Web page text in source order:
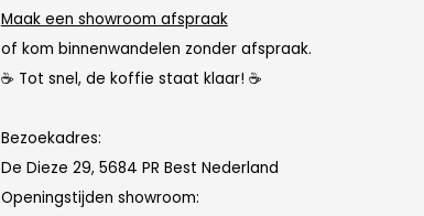
Maak een showroom afspraak
of kom binnenwandelen zonder afspraak.
☕ Tot snel, de koffie staat klaar! ☕
Bezoekadres:
De Dieze 29, 5684 PR Best Nederland
Openingstijden showroom: